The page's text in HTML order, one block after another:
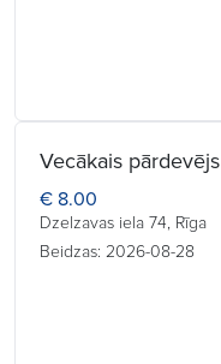
Vecākais pārdevējs
€ 8.00
Dzelzavas iela 74, Rīga
Beidzas: 2026-08-28